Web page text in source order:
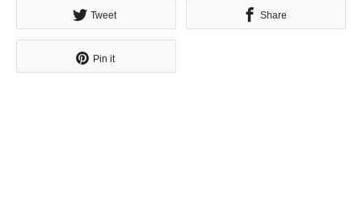
Tweet Share
Pin it